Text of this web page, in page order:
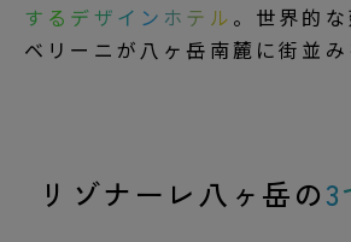
するデザインホテル 。世界的
ベリーニが八ヶ岳南麓に街並み
リゾナーレ八ヶ岳の3